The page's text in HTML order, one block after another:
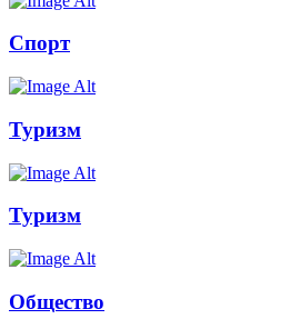
Спорт
Туризм
Туризм
Общество